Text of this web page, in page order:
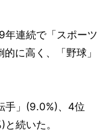
年連続で「スポーツ
に高く、「野球」
手」(9.0%)、4位
続いた。